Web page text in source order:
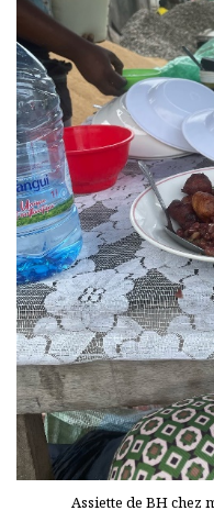
Assiette de BH chez